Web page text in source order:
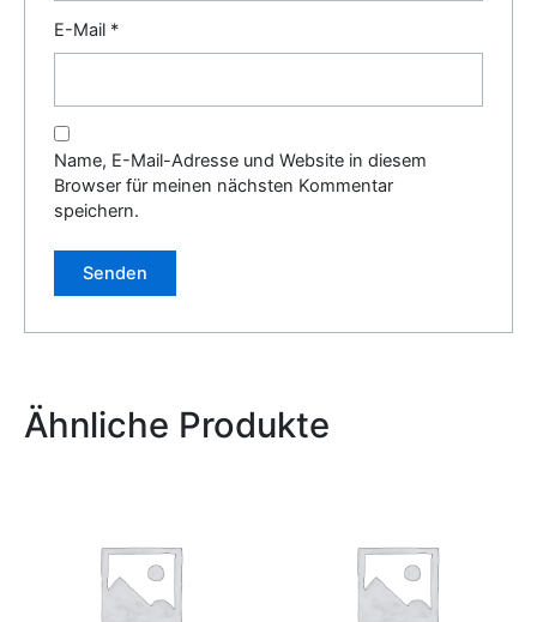
E-Mail *
Name, E-Mail-Adresse und Website in diesem
Browser für meinen nächsten Kommentar
speichern.
Ähnliche Produkte